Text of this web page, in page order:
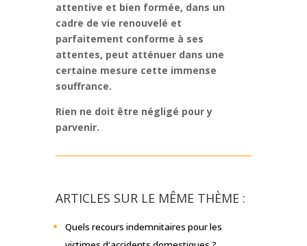
attentive et bien formée, dans un
cadre de vie renouvelé et
parfaitement conforme à ses
attentes, peut atténuer dans une
certaine mesure cette immense
souffrance.
Rien ne doit être négligé pour y
parvenir.
ARTICLES SUR LE MÊME THÈME :
Quels recours indemnitaires pour les